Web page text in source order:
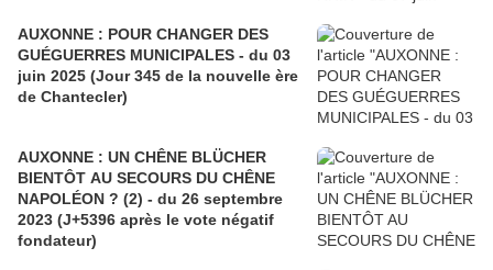
AUXONNE : POUR CHANGER DES
GUÉGUERRES MUNICIPALES - du 03
juin 2025 (Jour 345 de la nouvelle ère
de Chantecler)
AUXONNE : UN CHÊNE BLÜCHER
BIENTÔT AU SECOURS DU CHÊNE
NAPOLÉON ? (2) - du 26 septembre
2023 (J+5396 après le vote négatif
fondateur)